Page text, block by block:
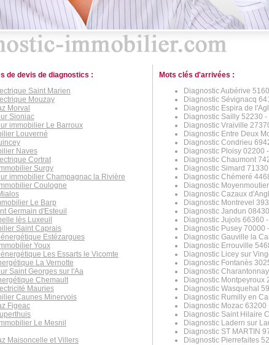
de devis de diagnostics :
Saint Marien
Mouzay
Morval
Sioniac
immobilier Le Barroux
Louverné
Naves
Cortrat
Surgy
immobilier Champagnac la Rivière
Coulogne
Le Barp
Germain d'Esteuil
lès Luxeuil
Saint Caprais
Estézargues
Youx
Les Essarts le Vicomte
La Vernotte
Saint Georges sur l'Aa
Chemault
Mauries
Caunes Minervois
Figeac
Le Mesnil
Maisoncelle et Villers
Mots clés d'arrivées :
Diagnostic Aubérive
Diagnostic Sévignacq
Diagnostic Espira de
Diagnostic Sailly 52230 -
Diagnostic Vraiville
Diagnostic Entre Deux
Diagnostic Condrieu
Diagnostic Ploisy 02200
Diagnostic Chaumont
Diagnostic Simard
Diagnostic Chémeré
Diagnostic
Diagnostic Cazaux
Diagnostic Montrevel
Diagnostic Jandun
Diagnostic Jujols 66360
Diagnostic Pusey 70000
Diagnostic Gauville la
Diagnostic Errouville
Diagnostic Licey sur
Diagnostic Fontanès
Diagnostic
Diagnostic Montpeyroux
Diagnostic Wasquehal
Diagnostic Rumilly en
Diagnostic Mozac 63200
Diagnostic Saint Hilaire
Diagnostic Ladern sur
Diagnostic ST MARTIN
Diagnostic Pierrefaites